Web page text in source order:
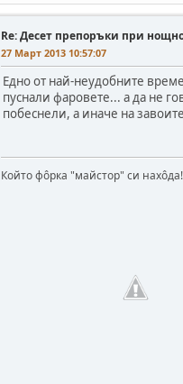
Re: Десет препоръки при
27 Март 2013 10:57:07
Едно от най-неудобните
пуснали фаровете... а да не
побеснели, а иначе на
Който фôрка "майстор" си нахôда!